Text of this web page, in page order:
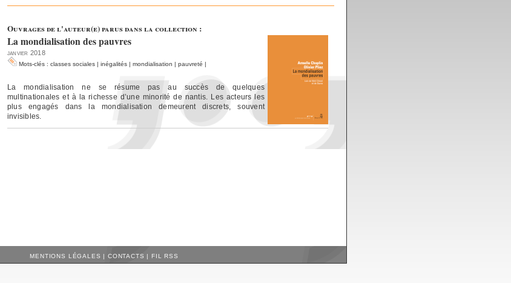
Ouvrages de l'auteur(e) parus dans la collection :
La mondialisation des pauvres
janvier 2018
Mots-clés : classes sociales | inégalités | mondialisation | pauvreté |
La mondialisation ne se résume pas au succès de quelques
multinationales et à la richesse d’une minorité de nantis. Les acteurs les
plus engagés dans la mondialisation demeurent discrets, souvent
invisibles.
MENTIONS LÉGALES | CONTACTS | FIL RSS